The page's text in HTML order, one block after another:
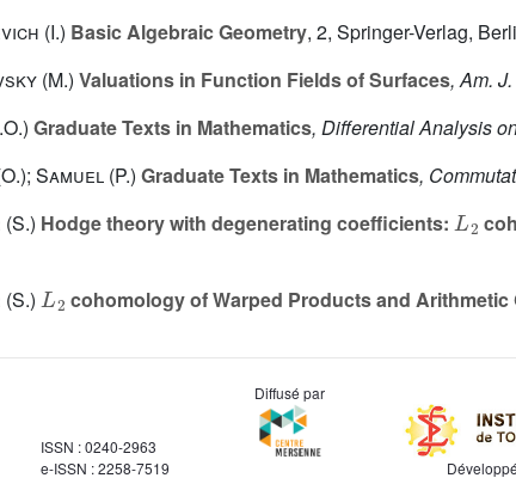
(I.) Basic Algebraic Geometry, 2, Springer-Verlag,
(M.) Valuations in Function Fields of Surfaces, Am.
Graduate Texts in Mathematics, Differential Analysis
Samuel (P.) Graduate Texts in Mathematics,
Hodge theory with degenerating coefficients:
L
L
cohomology of Warped Products and Arithmetic
ISSN : 0240-2963
e-ISSN : 2258-7519
Diffusé par